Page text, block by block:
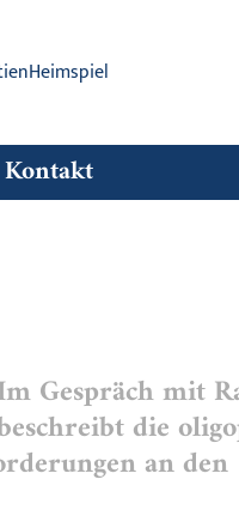
Kontakt
Gespräch mit
die
an den